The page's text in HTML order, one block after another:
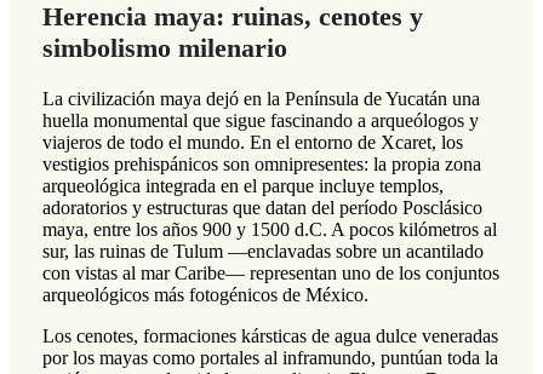
Herencia maya: ruinas, cenotes y
simbolismo milenario
La civilización maya dejó en la Península de Yucatán una
huella monumental que sigue fascinando a arqueólogos y
viajeros de todo el mundo. En el entorno de Xcaret, los
vestigios prehispánicos son omnipresentes: la propia zona
arqueológica integrada en el parque incluye templos,
adoratorios y estructuras que datan del período Posclásico
maya, entre los años 900 y 1500 d.C. A pocos kilómetros al
sur, las ruinas de Tulum —enclavadas sobre un acantilado
con vistas al mar Caribe— representan uno de los conjuntos
arqueológicos más fotogénicos de México.
Los cenotes, formaciones kársticas de agua dulce veneradas
por los mayas como portales al inframundo, puntúan toda la